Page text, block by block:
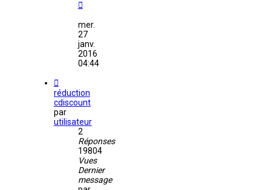
mer.
27
janv.
2016
04:44
réduction
cdiscount
par
utilisateur
2
Réponses
19804
Vues
Dernier
message